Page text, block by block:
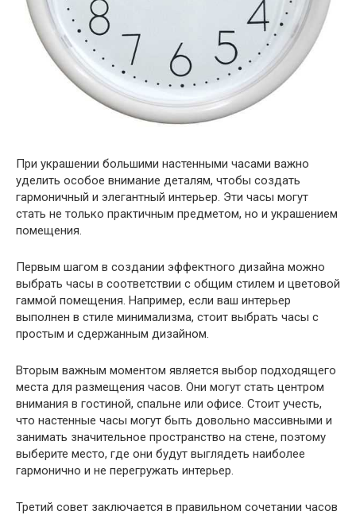
При украшении большими настенными часами важно
уделить особое внимание деталям, чтобы создать
гармоничный и элегантный интерьер. Эти часы могут
стать не только практичным предметом, но и украшением
помещения.
Первым шагом в создании эффектного дизайна можно
выбрать часы в соответствии с общим стилем и цветовой
гаммой помещения. Например, если ваш интерьер
выполнен в стиле минимализма, стоит выбрать часы с
простым и сдержанным дизайном.
Вторым важным моментом является выбор подходящего
места для размещения часов. Они могут стать центром
внимания в гостиной, спальне или офисе. Стоит учесть,
что настенные часы могут быть довольно массивными и
занимать значительное пространство на стене, поэтому
выберите место, где они будут выглядеть наиболее
гармонично и не перегружать интерьер.
Третий совет заключается в правильном сочетании часов